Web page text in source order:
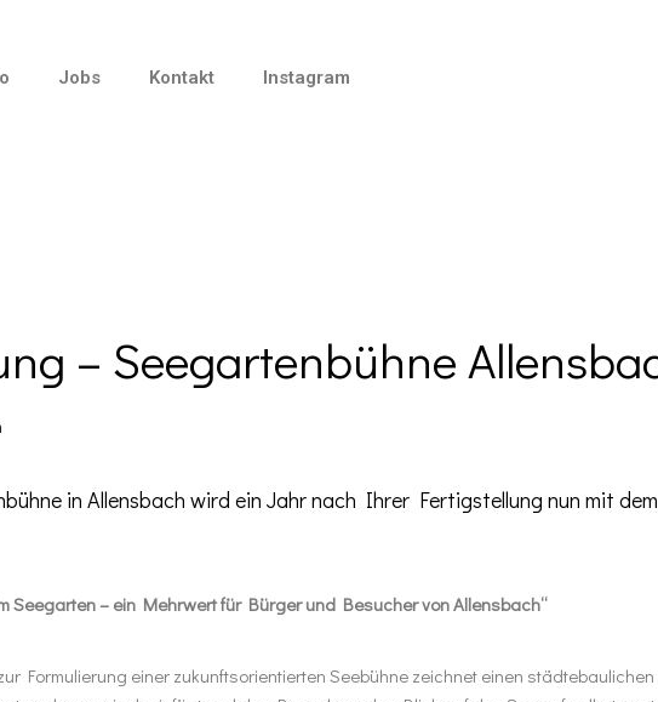
Jobs Kontakt Instagram
– Seegartenbühne
in Allensbach wird ein Jahr nach Ihrer Fertigstellung nun mit
Seegarten – ein Mehrwert für Bürger und Besucher von Allensbach“
Formulierung einer zukunftsorientierten Seebühne zeichnet einen